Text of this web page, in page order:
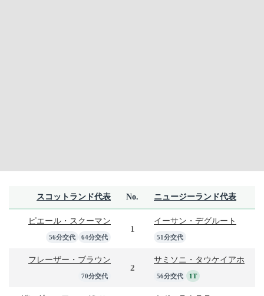
スコットランド代表 No. ニュージーランド代表
ピエール・スクーマン
56分交代 64分交代
1
イーサン・デグルート
51分交代
フレーザー・ブラウン
70分交代
2
サミソニ・タウケイアホ
56分交代 1T